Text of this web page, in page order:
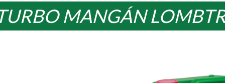
MANGÁN